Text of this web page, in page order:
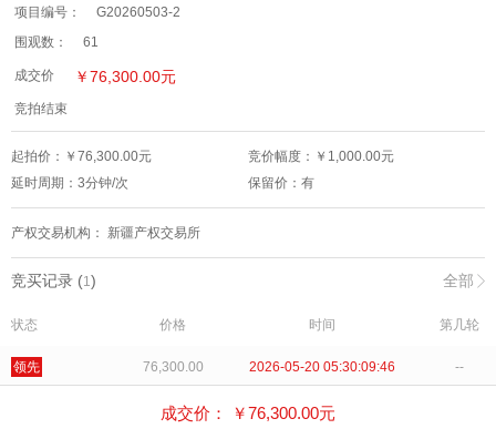
项目编号：
G20260503-2
围观数：
61
成交价 ￥76,300.00元
竞拍结束
起拍价：￥ 76,300.00元 竞价幅度：￥ 1,000.00元
延时周期： 3分钟/次 保留价： 有
产权交易机构： 新疆产权交易所
竞买记录 (1) 全部
状态 价格 时间 第几轮
领先 76,300.00 2026-05-20 05:30:09:46 --
成交价： ￥76,300.00元